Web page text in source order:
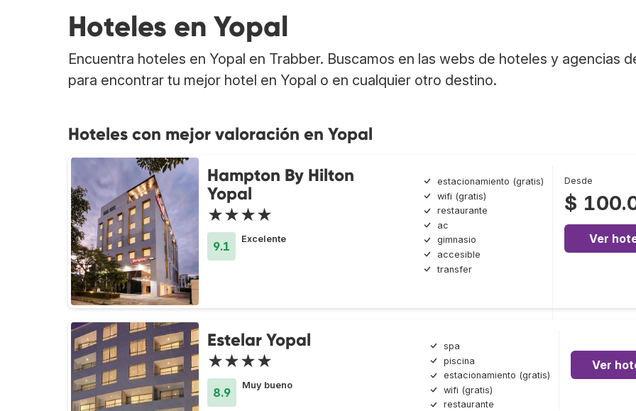
Hoteles en Yopal
Encuentra hoteles en Yopal en Trabber. Buscamos en las webs de hoteles y agencias
para encontrar tu mejor hotel en Yopal o en cualquier otro destino.
Hoteles con mejor valoración en Yopal
Hampton By Hilton
Yopal
★★★★
9.1
Excelente
estacionamiento (gratis)
wifi (gratis)
restaurante
ac
gimnasio
accesible
transfer
Desde
$
Ver
Estelar Yopal
★★★★
8.9
Muy bueno
spa
piscina
estacionamiento (gratis)
wifi (gratis)
restaurante
Ver